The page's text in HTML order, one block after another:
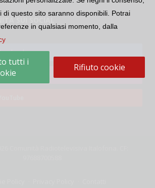
SUI SOCIAL
di questo sito saranno disponibili. Potrai
in qualsiasi momento, dalla
tutti i
Rifiuto cookie